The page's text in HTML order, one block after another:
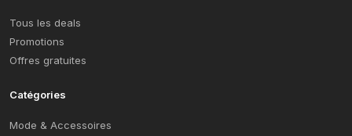
Tous les deals
Promotions
Offres gratuites
Catégories
Mode & Accessoires